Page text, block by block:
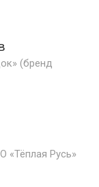
(бренд
«Тёплая Русь»